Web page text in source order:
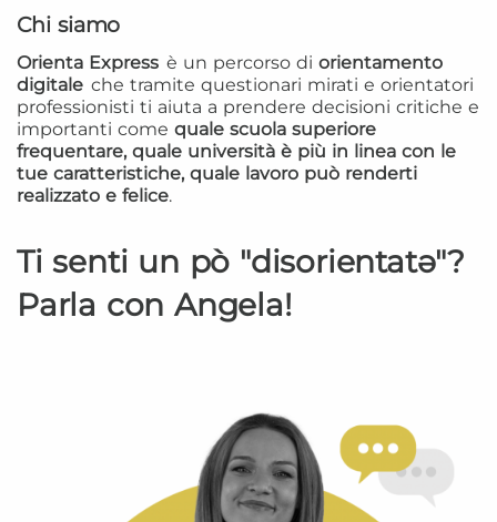
Chi siamo
Orienta Express è un percorso di orientamento
digitale che tramite questionari mirati e orientatori
professionisti ti aiuta a prendere decisioni critiche e
importanti come quale scuola superiore
frequentare, quale università è più in linea con le
tue caratteristiche, quale lavoro può renderti
realizzato e felice.
Ti senti un pò "disorientatə"?
Parla con Angela!